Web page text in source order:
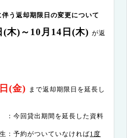
う返却期限日の変更について
(木) ～ 10 月 14 日 (木) が返
日 (金)
まで返却期限日を延長し
出期間を延長した資料
： 予約がついていなければ1 度